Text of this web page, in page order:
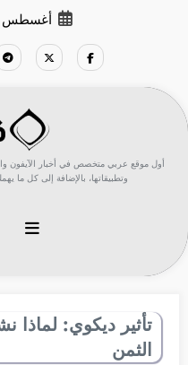
أغسطس 6, 2026
أول موقع عربي متخصص في أخبار الآيفون
وتطبيقاتها، بالإضافة إلى كل ما
تأثير ديكوي: لماذا
الثمن